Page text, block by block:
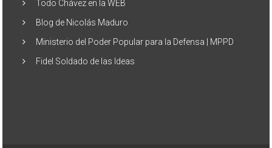
Todo Chávez en la WEB
Blog de Nicolás Maduro
Ministerio del Poder Popular para la Defensa | MPPD
Fidel Soldado de las Ideas